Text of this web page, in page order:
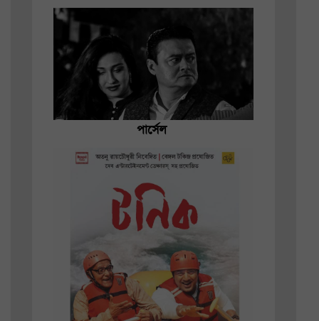
পার্সেল